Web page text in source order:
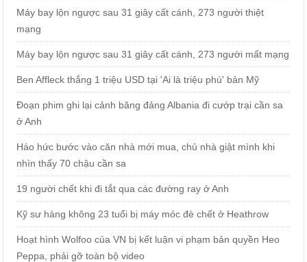
Máy bay lộn ngược sau 31 giây cất cánh, 273 người thiệt
mạng
Máy bay lộn ngược sau 31 giây cất cánh, 273 người mất mạng
Ben Affleck thắng 1 triệu USD tại 'Ai là triệu phú' bản Mỹ
Đoạn phim ghi lại cảnh băng đảng Albania đi cướp trại cần sa
ở Anh
Háo hức bước vào căn nhà mới mua, chủ nhà giật mình khi
nhìn thấy 70 chậu cần sa
19 người chết khi đi tắt qua các đường ray ở Anh
Kỹ sư hàng không 23 tuổi bị máy móc đè chết ở Heathrow
Hoạt hình Wolfoo của VN bị kết luận vi phạm bản quyền Heo
Peppa, phải gỡ toàn bộ video